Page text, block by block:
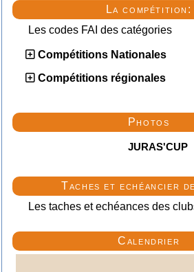
La compétition:
Les codes FAI des catégories
Compétitions Nationales
Compétitions régionales
Photos
JURAS'CUP
Taches et echéancier
Les taches et echéances des
Calendrier